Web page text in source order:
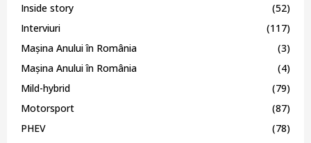
Inside story
(52)
Interviuri
(117)
Mașina Anului în România
(3)
Mașina Anului în România
(4)
Mild-hybrid
(79)
Motorsport
(87)
PHEV
(78)